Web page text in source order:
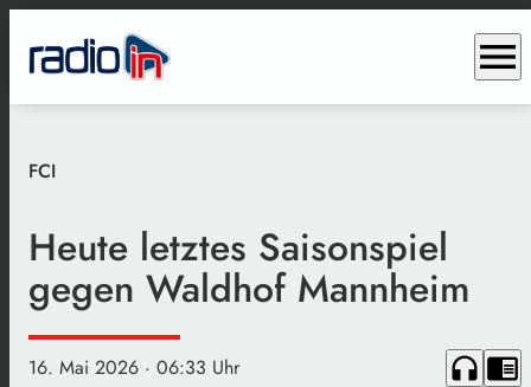
menu
FCI
Heute letztes Saisonspiel
gegen Waldhof Mannheim
16. Mai 2026 · 06:33 Uhr headphones chrome_reader_mode